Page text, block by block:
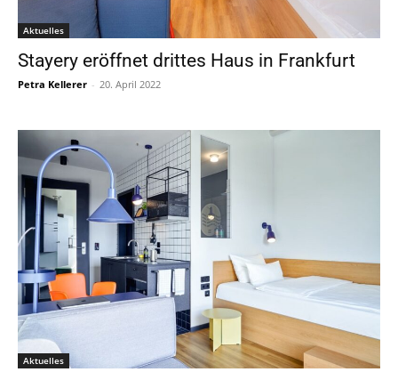
Aktuelles
Stayery eröffnet drittes Haus in Frankfurt
Petra Kellerer - 20. April 2022
Aktuelles